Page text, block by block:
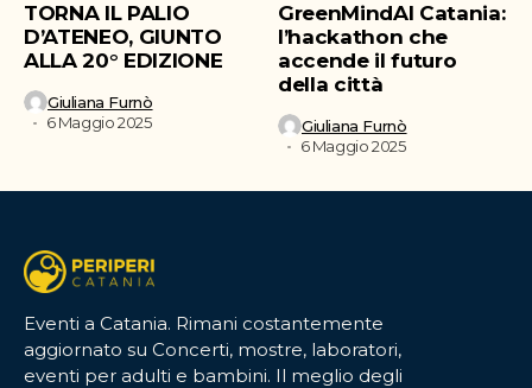
TORNA IL PALIO
D’ATENEO, GIUNTO
ALLA 20° EDIZIONE
Giuliana Furnò
6 Maggio 2025
GreenMindAI Catania:
l’hackathon che
accende il futuro
della città
Giuliana Furnò
6 Maggio 2025
Eventi a Catania. Rimani costantemente
aggiornato su Concerti, mostre, laboratori,
eventi per adulti e bambini. Il meglio degli